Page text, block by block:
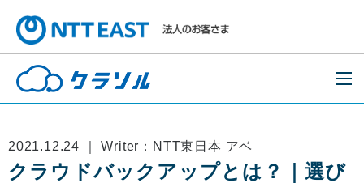
2021.12.24 ｜ Writer：NTT東日本 アベ
クラウドバックアップとは？｜選び